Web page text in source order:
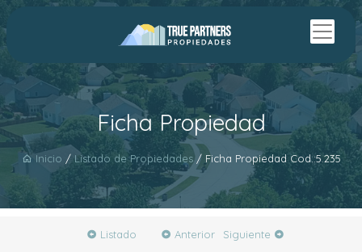
Ficha Propiedad
Inicio / Listado de Propiedades/ Ficha Propiedad Cod.:5.235
Listado Anterior Siguiente